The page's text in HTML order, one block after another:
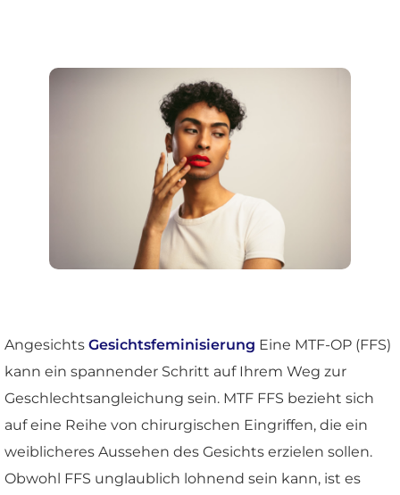
Angesichts Gesichtsfeminisierung Eine MTF-OP (FFS)
kann ein spannender Schritt auf Ihrem Weg zur
Geschlechtsangleichung sein. MTF FFS bezieht sich
auf eine Reihe von chirurgischen Eingriffen, die ein
weiblicheres Aussehen des Gesichts erzielen sollen.
Obwohl FFS unglaublich lohnend sein kann, ist es